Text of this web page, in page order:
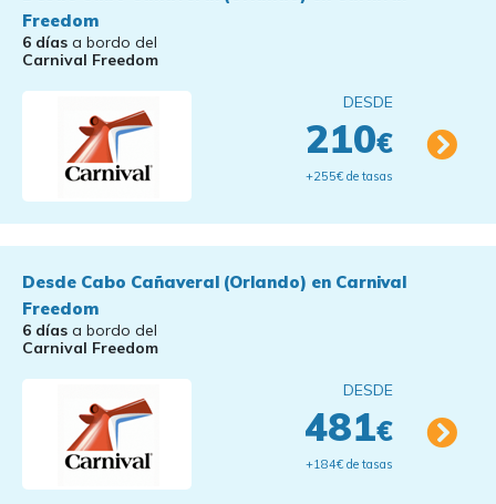
Freedom
6 días a bordo del
Carnival Freedom
DESDE
210€
+255€ de tasas
Desde Cabo Cañaveral (Orlando) en Carnival
Freedom
6 días a bordo del
Carnival Freedom
DESDE
481€
+184€ de tasas